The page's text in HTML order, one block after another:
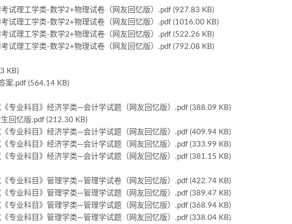
试理工学类-数学2+物理试卷（网友回忆版）.pdf (927.83 KB)
试理工学类-数学2+物理试卷（网友回忆版）.pdf (1016.00 KB)
试理工学类-数学2+物理试卷（网友回忆版）.pdf (522.26 KB)
试理工学类-数学2+物理试卷（网友回忆版）.pdf (792.08 KB)
KB)
案.pdf (564.14 KB)
专业科目》经济学类—会计学试题（网友回忆版）.pdf (388.09 KB)
回忆版.pdf (212.30 KB)
专业科目》经济学类—会计学试题（网友回忆版）.pdf (409.94 KB)
专业科目》经济学类—会计学试题（网友回忆版）.pdf (333.99 KB)
专业科目》经济学类—会计学试题（网友回忆版）.pdf (381.15 KB)
专业科目》管理学类—管理学试卷（网友回忆版）.pdf (422.74 KB)
专业科目》管理学类—管理学试题（网友回忆版）.pdf (389.47 KB)
专业科目》管理学类—管理学试题（网友回忆版）.pdf (368.94 KB)
专业科目》管理学类—管理学试题（网友回忆版）.pdf (338.04 KB)